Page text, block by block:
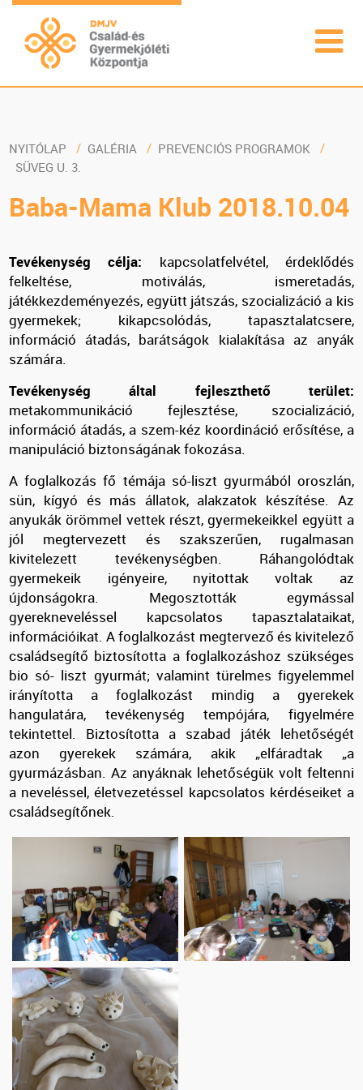
NYITÓLAP GALÉRIA
PREVENCIÓS PROGRAMOK
SÜVEG U. 3.
Baba-Mama Klub 2018.10.04
Tevékenység célja: kapcsolatfelvétel, érdeklődés
felkeltése, motiválás, ismeretadás,
játékkezdeményezés, együtt játszás, szocializáció a kis
gyermekek; kikapcsolódás, tapasztalatcsere,
információ átadás, barátságok kialakítása az anyák
számára.
Tevékenység által fejleszthető terület:
metakommunikáció fejlesztése, szocializáció,
információ átadás, a szem-kéz koordináció erősítése, a
manipuláció biztonságának fokozása.
A foglalkozás fő témája só-liszt gyurmából oroszlán,
sün, kígyó és más állatok, alakzatok készítése. Az
anyukák örömmel vettek részt, gyermekeikkel együtt a
jól megtervezett és szakszerűen, rugalmasan
kivitelezett tevékenységben. Ráhangolódtak
gyermekeik igényeire, nyitottak voltak az
újdonságokra. Megosztották egymással
gyerekneveléssel kapcsolatos tapasztalataikat,
információikat. A foglalkozást megtervező és kivitelező
családsegítő biztosította a foglalkozáshoz szükséges
bio só- liszt gyurmát; valamint türelmes figyelemmel
irányította a foglalkozást mindig a gyerekek
hangulatára, tevékenység tempójára, figyelmére
tekintettel. Biztosította a szabad játék lehetőségét
azon gyerekek számára, akik „elfáradtak „a
gyurmázásban. Az anyáknak lehetőségük volt feltenni
a neveléssel, életvezetéssel kapcsolatos kérdéseiket a
családsegítőnek.